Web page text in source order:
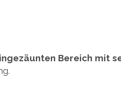
Bereich mit